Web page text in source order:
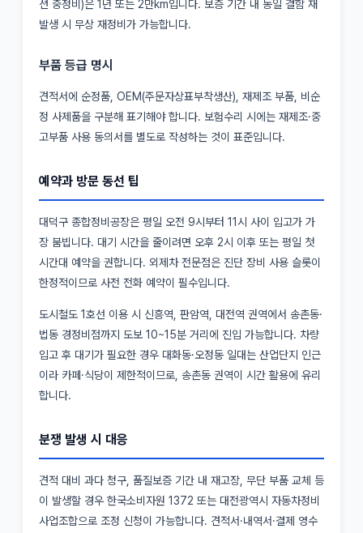
션 중정비)은 1년 또는 2만km입니다. 보증 기간 내 동일 결함 재
발생 시 무상 재정비가 가능합니다.
부품 등급 명시
견적서에 순정품, OEM(주문자상표부착생산), 재제조 부품, 비순
정 사제품을 구분해 표기해야 합니다. 보험수리 시에는 재제조·중
고부품 사용 동의서를 별도로 작성하는 것이 표준입니다.
예약과 방문 동선 팁
대덕구 종합정비공장은 평일 오전 9시부터 11시 사이 입고가 가
장 붐빕니다. 대기 시간을 줄이려면 오후 2시 이후 또는 평일 첫
시간대 예약을 권합니다. 외제차 전문점은 진단 장비 사용 슬롯이
한정적이므로 사전 전화 예약이 필수입니다.
도시철도 1호선 이용 시 신흥역, 판암역, 대전역 권역에서 송촌동·
법동 경정비점까지 도보 10~15분 거리에 진입 가능합니다. 차량
입고 후 대기가 필요한 경우 대화동·오정동 일대는 산업단지 인근
이라 카페·식당이 제한적이므로, 송촌동 권역이 시간 활용에 유리
합니다.
분쟁 발생 시 대응
견적 대비 과다 청구, 품질보증 기간 내 재고장, 무단 부품 교체 등
이 발생할 경우 한국소비자원 1372 또는 대전광역시 자동차정비
사업조합으로 조정 신청이 가능합니다. 견적서·내역서·결제 영수